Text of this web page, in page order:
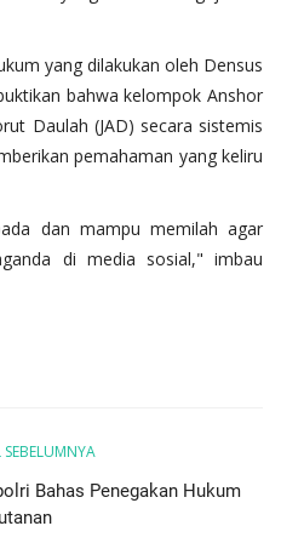
yang dilakukan oleh Densus
bahwa kelompok Anshor
Daulah (JAD) secara sistemis
pemahaman yang keliru
dan mampu memilah agar
di media sosial," imbau
SEBELUMNYA
Bahas Penegakan Hukum